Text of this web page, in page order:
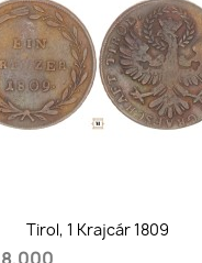
Tirol, 1 Krajcár 1809